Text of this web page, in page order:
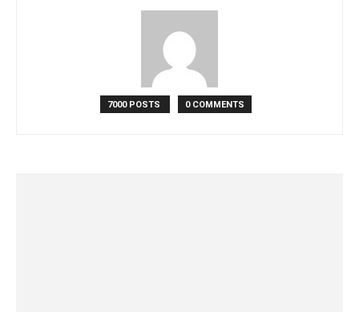
7000 POSTS 0 COMMENTS